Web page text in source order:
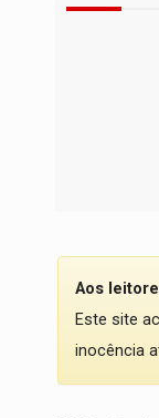
Aos
Este site
inocência